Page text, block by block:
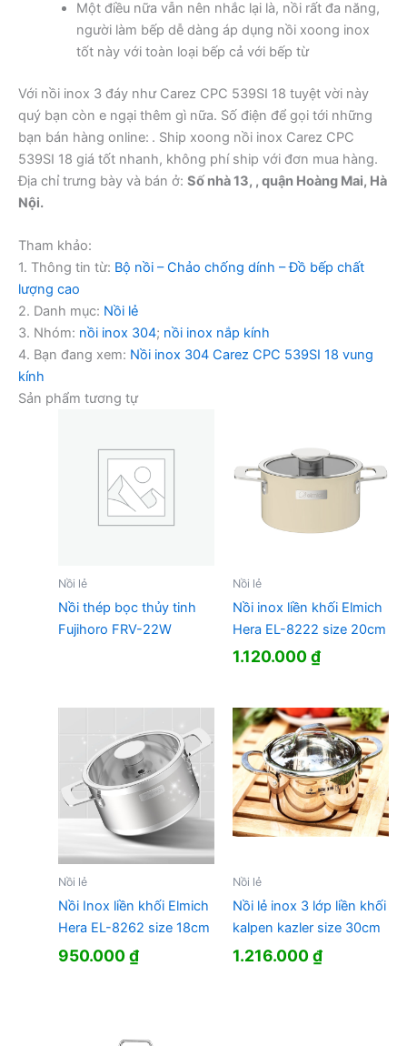
Một điều nữa vẫn nên nhắc lại là, nồi rất đa năng,
người làm bếp dễ dàng áp dụng nồi xoong inox
tốt này với toàn loại bếp cả với bếp từ
Với nồi inox 3 đáy như Carez CPC 539SI 18 tuyệt vời này
quý bạn còn e ngại thêm gì nữa. Số điện để gọi tới những
bạn bán hàng online: . Ship xoong nồi inox Carez CPC
539SI 18 giá tốt nhanh, không phí ship với đơn mua hàng.
Địa chỉ trưng bày và bán ở: Số nhà 13, , quận Hoàng Mai, Hà
Nội.
Tham khảo:
1. Thông tin từ: Bộ nồi – Chảo chống dính – Đồ bếp chất
lượng cao
2. Danh mục: Nồi lẻ
3. Nhóm: nồi inox 304; nồi inox nắp kính
4. Bạn đang xem: Nồi inox 304 Carez CPC 539SI 18 vung
kính
Sản phẩm tương tự
Nồi lẻ
Nồi thép bọc thủy tinh
Fujihoro FRV-22W
Nồi lẻ
Nồi inox liền khối Elmich
Hera EL-8222 size 20cm
1.120.000₫
Nồi lẻ
Nồi Inox liền khối Elmich
Hera EL-8262 size 18cm
950.000₫
Nồi lẻ
Nồi lẻ inox 3 lớp liền khối
kalpen kazler size 30cm
1.216.000₫